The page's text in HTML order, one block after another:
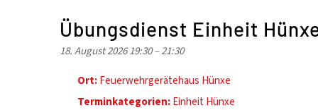
Übungsdienst Einheit
18. August 2026 19:30–21:30
Ort: Feuerwehrgerätehaus Hünxe
Terminkategorien: Einheit Hünxe